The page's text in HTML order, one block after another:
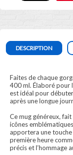
DESCRIPTION
Faites de chaque
400 ml. Élaboré pour
est idéal pour
après une longue
Ce mug généreux,
icônes
apportera une
première heure
précis et l’hommage